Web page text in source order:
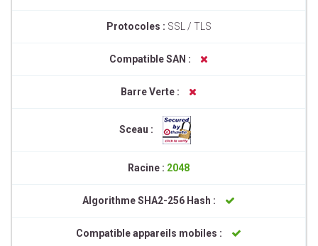
Protocoles : SSL / TLS
Compatible SAN :
Barre Verte :
Sceau :
Racine : 2048
Algorithme SHA2-256 Hash :
Compatible appareils mobiles :